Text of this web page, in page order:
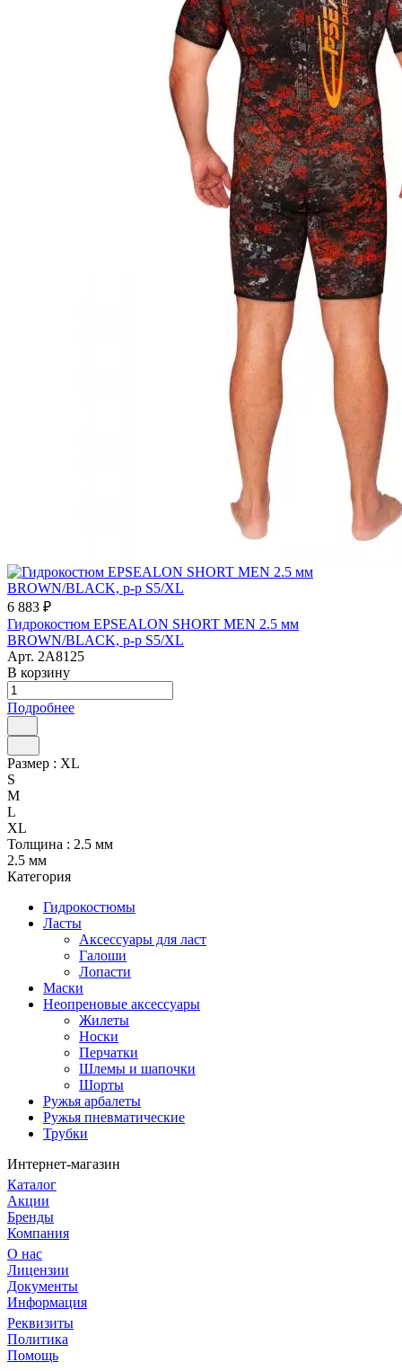
6 883 ₽
Гидрокостюм EPSEALON SHORT MEN 2.5 мм
BROWN/BLACK, р-р S5/XL
Арт. 2A8125
В корзину
Подробнее
Размер : XL
S
M
L
XL
Толщина : 2.5 мм
2.5 мм
Категория
Гидрокостюмы
Ласты
Аксессуары для ласт
Галоши
Лопасти
Маски
Неопреновые аксессуары
Жилеты
Носки
Перчатки
Шлемы и шапочки
Шорты
Ружья арбалеты
Ружья пневматические
Трубки
Интернет-магазин
Каталог
Акции
Бренды
Компания
О нас
Лицензии
Документы
Информация
Реквизиты
Политика
Помощь